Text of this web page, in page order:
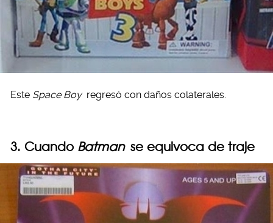
Este Space Boy regresó con daños colaterales.
3. Cuando Batman se equivoca de traje